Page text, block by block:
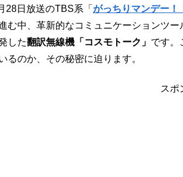
28日放送のTBS系「 がっちりマンデー！
む中、革新的なコミュニケーションツ
した翻訳無線機「コスモトーク」 です。
るのか、その秘密に迫ります。
スポ